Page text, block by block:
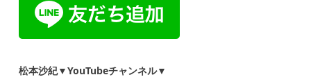
松本沙紀▼YouTubeチャンネル▼